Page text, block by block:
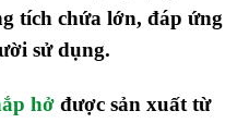
tích chứa lớn, đáp ứng
sử dụng.
hở được sản xuất từ